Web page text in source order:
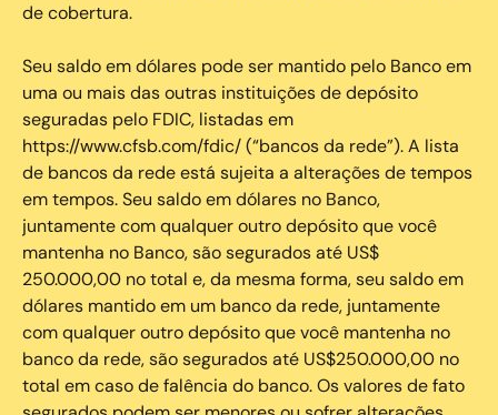
de cobertura.
Seu saldo em dólares pode ser mantido pelo Banco em
uma ou mais das outras instituições de depósito
seguradas pelo FDIC, listadas em
https://www.cfsb.com/fdic/ (“bancos da rede”). A lista
de bancos da rede está sujeita a alterações de tempos
em tempos. Seu saldo em dólares no Banco,
juntamente com qualquer outro depósito que você
mantenha no Banco, são segurados até US$
250.000,00 no total e, da mesma forma, seu saldo em
dólares mantido em um banco da rede, juntamente
com qualquer outro depósito que você mantenha no
banco da rede, são segurados até US$250.000,00 no
total em caso de falência do banco. Os valores de fato